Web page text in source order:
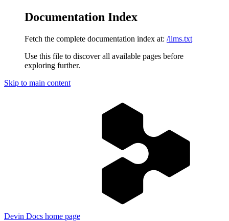
Documentation Index
Fetch the complete documentation index at: /llms.txt
Use this file to discover all available pages before
exploring further.
Skip to main content
Devin Docs home page